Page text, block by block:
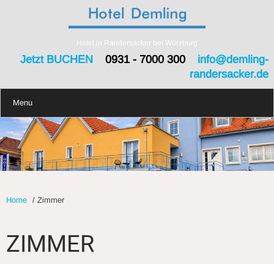
Hotel in Randersacker bei Würzburg
Jetzt BUCHEN0931 - 7000 300 info@demling-
randersacker.de
Menu
Home / Zimmer
ZIMMER